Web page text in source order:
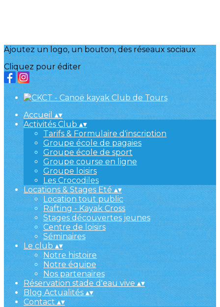
Ajoutez un logo, un bouton, des réseaux sociaux
Cliquez pour éditer
Accueil▴▾
Activités Club ▴▾
Tarifs & Formulaire d'inscription
Groupe école de pagaies
Groupe école de sport
Groupe course en ligne
Groupe loisirs
Les Crocodiles
Locations & Stages Eté▴▾
Location tout public
Rafting - Kayak Cross
Stages découvertes jeunes
Centre de loisirs
Séminaires
Le club▴▾
Notre histoire
Notre équipe
Nos partenaires
Réservation stade d'eau vive▴▾
Blog Actualités▴▾
Contact▴▾